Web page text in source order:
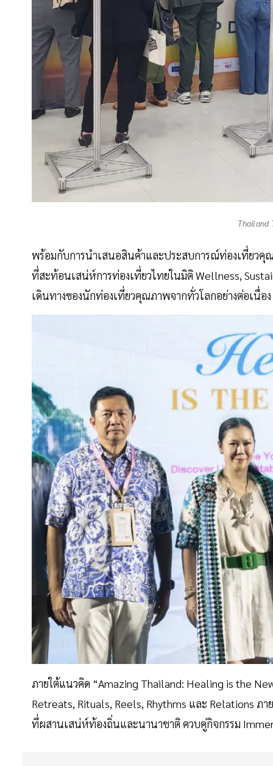
Thailand
พร้อมกับการนำเสนอสินค้าและประสบการณ์ท่องเที่ยวคุ
ที่สะท้อนเสน่ห์การท่องเที่ยวไทยในมิติ Wellness,
เดินทางของนักท่องเที่ยวคุณภาพจากทั่วโลกอย่างต่อเนื่อง
ภายใต้แนวคิด “Amazing Thailand: Healing is the
Retreats, Rituals, Reels, Rhythms และ Relations ภ
ที่ผสานเสน่ห์ท้องถิ่นและนานาชาติ ควบคู่กิจกรรม